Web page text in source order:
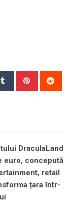
Tumblr Pinterest
DraculaLand
euro, concepută
retail
țara într-